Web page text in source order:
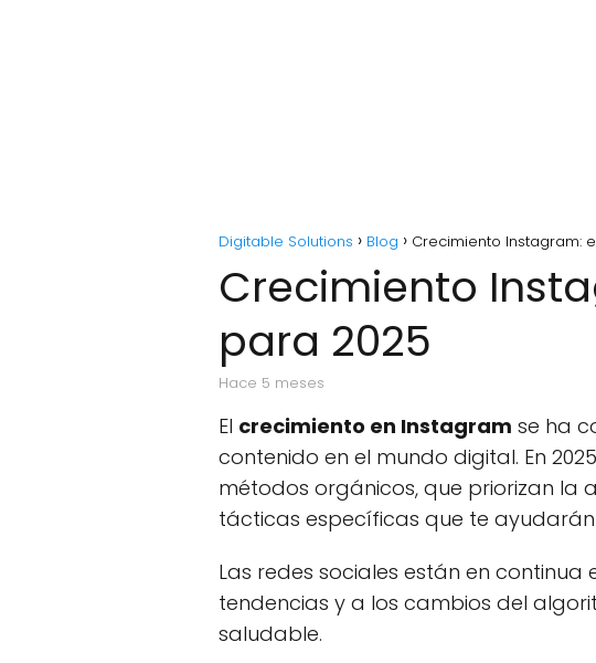
Digitable Solutions Blog Crecimiento Instagram:
Crecimiento
para 2025
hace 5 meses
El crecimiento en Instagram se ha
contenido en el mundo digital. En
métodos orgánicos, que priorizan la
tácticas específicas que te
Las redes sociales están en
tendencias y a los cambios del
saludable.